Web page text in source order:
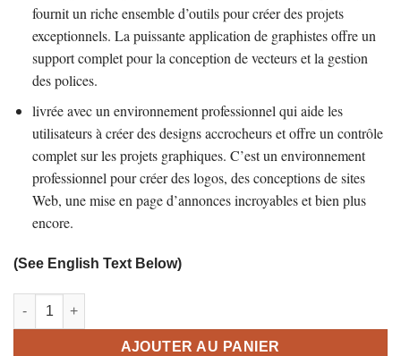
était :
255,00 €.
est :
85,00 €.
fournit un riche ensemble d’outils pour créer des projets
exceptionnels. La puissante application de graphistes offre un
support complet pour la conception de vecteurs et la gestion
des polices.
livrée avec un environnement professionnel qui aide les
utilisateurs à créer des designs accrocheurs et offre un contrôle
complet sur les projets graphiques. C’est un environnement
professionnel pour créer des logos, des conceptions de sites
Web, une mise en page d’annonces incroyables et bien plus
encore.
(See English Text Below)
quantité de Logiciel CorelDRAW Graphics Suite 2026
AJOUTER AU PANIER